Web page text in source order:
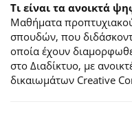
Τι είναι τα ανοικτά
Μαθήματα
σπουδών, που
οποία έχουν
στο Διαδίκτυο, με
δικαιωμάτων Creative